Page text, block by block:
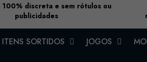
100% discreta e sem rótulos ou
publicidades
ITENS SORTIDOS JOGOS